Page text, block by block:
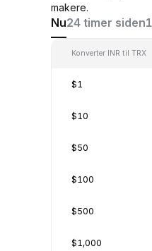
makere.
Nu24 timer siden
Konverter INR til TRX
$1
$10
$50
$100
$500
$1,000